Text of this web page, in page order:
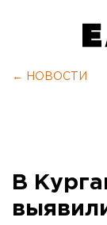
← НОВОСТИ
В